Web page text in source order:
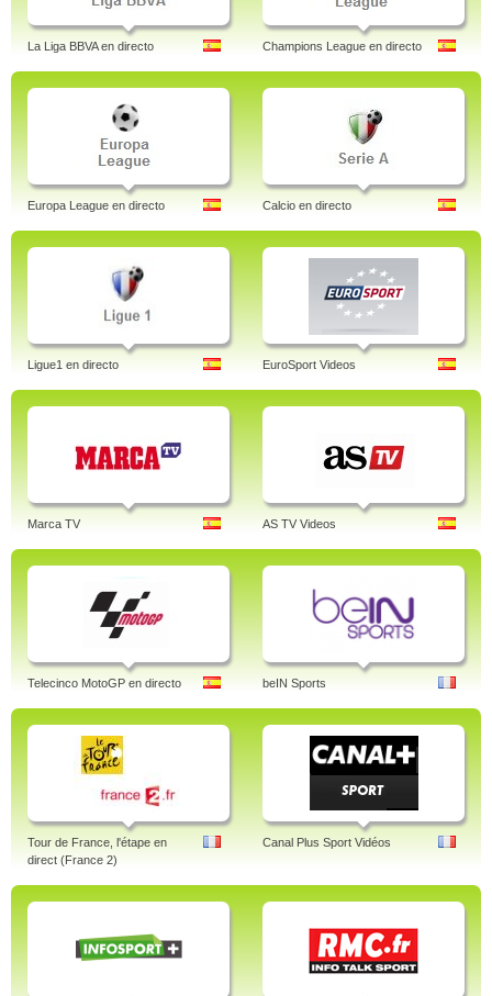
La Liga BBVA en directo Champions League en directo
Europa League en directo Calcio en directo
Ligue1 en directo EuroSport Videos
Marca TV AS TV Videos
Telecinco MotoGP en directo beIN Sports
Tour de France, l'étape en
direct (France 2)
Canal Plus Sport Vidéos